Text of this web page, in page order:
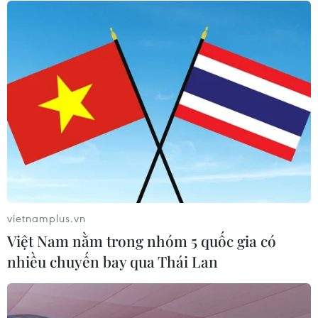
Bộ GD-ĐT tạm dừng xét tuyển đại
học với các thí sinh chuyên Tuyên
Quang
05/08/2026 03:16
Xem thêm
CƠ QUAN CHỦ QUẢN: THÔNG TẤN XÃ VIỆT NAM
Phó Tổng Biên tập: NGUYỄN THỊ TÁM, KHÚC THANH
vietnamplus.vn
Việt Nam nằm trong nhóm 5 quốc gia có
nhiều chuyến bay qua Thái Lan